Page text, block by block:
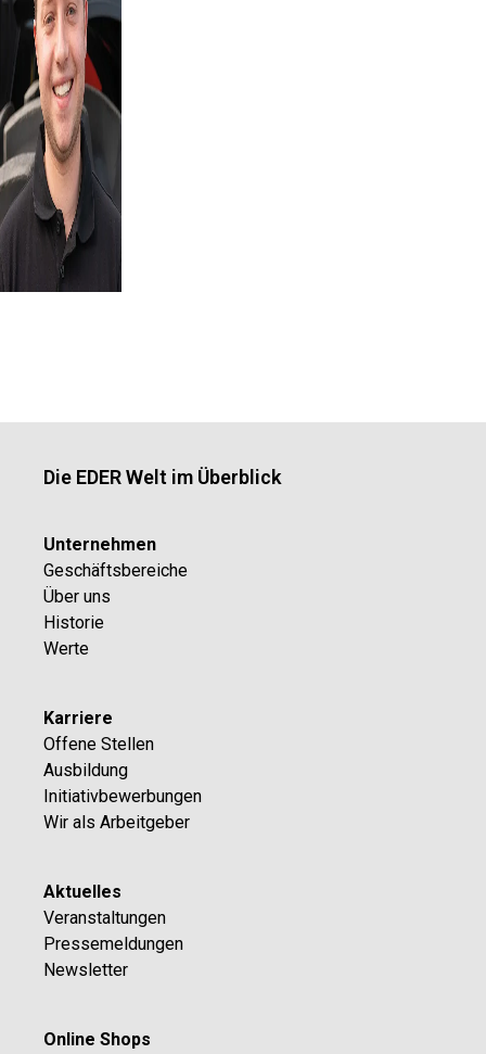
Die EDER Welt im Überblick
Unternehmen
Geschäftsbereiche
Über uns
Historie
Werte
Karriere
Offene Stellen
Ausbildung
Initiativbewerbungen
Wir als Arbeitgeber
Aktuelles
Veranstaltungen
Pressemeldungen
Newsletter
Online Shops